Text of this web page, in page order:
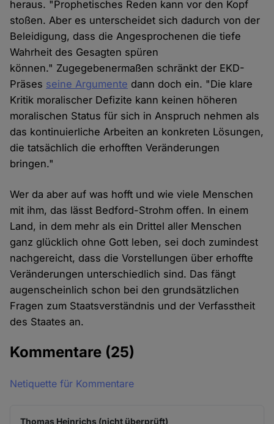
heraus. "Prophetisches Reden kann vor den Kopf
stoßen. Aber es unterscheidet sich dadurch von der
Beleidigung, dass die Angesprochenen die tiefe
Wahrheit des Gesagten spüren
können." Zugegebenermaßen schränkt der EKD-
Präses seine Argumente dann doch ein. "Die klare
Kritik moralischer Defizite kann keinen höheren
moralischen Status für sich in Anspruch nehmen als
das kontinuierliche Arbeiten an konkreten Lösungen,
die tatsächlich die erhofften Veränderungen
bringen."
Wer da aber auf was hofft und wie viele Menschen
mit ihm, das lässt Bedford-Strohm offen. In einem
Land, in dem mehr als ein Drittel aller Menschen
ganz glücklich ohne Gott leben, sei doch zumindest
nachgereicht, dass die Vorstellungen über erhoffte
Veränderungen unterschiedlich sind. Das fängt
augenscheinlich schon bei den grundsätzlichen
Fragen zum Staatsverständnis und der Verfasstheit
des Staates an.
Kommentare (25)
Netiquette für Kommentare
Thomas Heinrichs (nicht überprüft)